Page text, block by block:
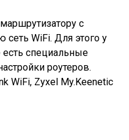
с
сеть WiFi. Для этого у
специальные
роутеров.
WiFi, Zyxel My.Keenetic